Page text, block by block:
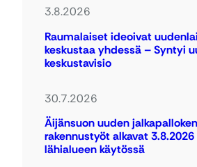
3.8.2026
Raumalaiset ideoivat
keskustaa yhdessä – Syntyi
keskustavisio
30.7.2026
Äijänsuon uuden
rakennustyöt alkavat
lähialueen käytössä